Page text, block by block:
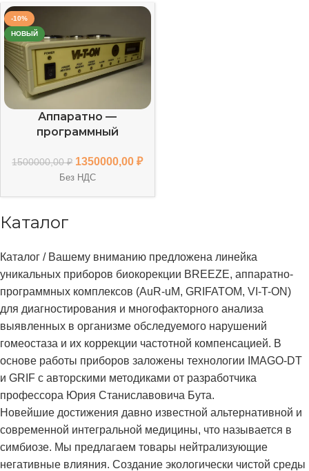
-10%
НОВЫЙ
Аппаратно —
программный
комплектации «Euro»
1500000,00₽ 1350000,00₽
Без НДС
Каталог
Каталог / Вашему вниманию предложена линейка
уникальных приборов биокорекции BREEZE, аппаратно-
программных комплексов (AuR-uM, GRIFATOM, VI-T-ON)
для диагностирования и многофакторного анализа
выявленных в организме обследуемого нарушений
гомеостаза и их коррекции частотной компенсацией. В
основе работы приборов заложены технологии IMAGO-DT
и GRIF c авторскими методиками от разработчика
профессора Юрия Станиславовича Бута.
Новейшие достижения давно известной альтернативной и
современной интегральной медицины, что называется в
симбиозе. Мы предлагаем товары нейтрализующие
негативные влияния. Создание экологически чистой среды